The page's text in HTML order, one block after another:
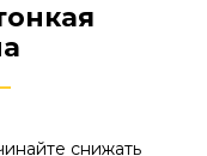
снижать